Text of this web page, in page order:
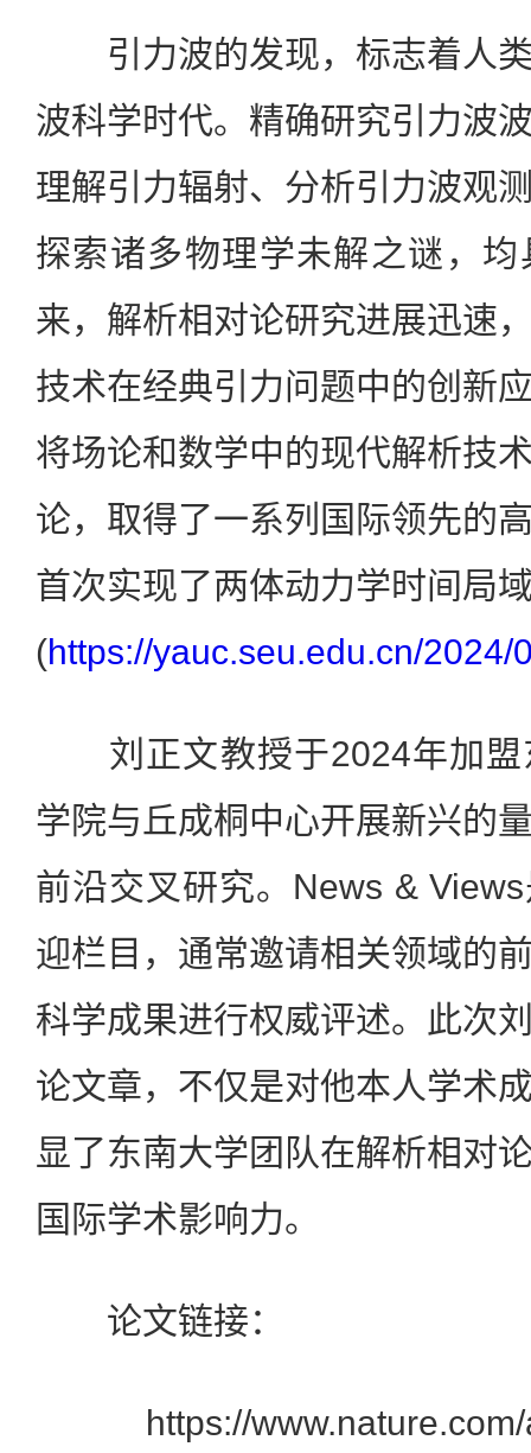
引力波的发现，标志着人类
波科学时代。精确研究引力波
理解引力辐射、分析引力波观
探索诸多物理学未解之谜，
来，解析相对论研究进展迅速
技术在经典引力问题中的创新
将场论和数学中的现代解析技
论，取得了一系列国际领先的
首次实现了两体动力学时间局
(https://yauc.seu.edu.cn/
刘正文教授于2024年加盟
学院与丘成桐中心开展新兴的
前沿交叉研究。News &
迎栏目，通常邀请相关领域的
科学成果进行权威评述。此次
论文章，不仅是对他本人学术
显了东南大学团队在解析相对
国际学术影响力。
论文链接：
https://www.nature.com/